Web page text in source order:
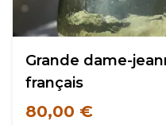
Grande dame-
français
80,00 €